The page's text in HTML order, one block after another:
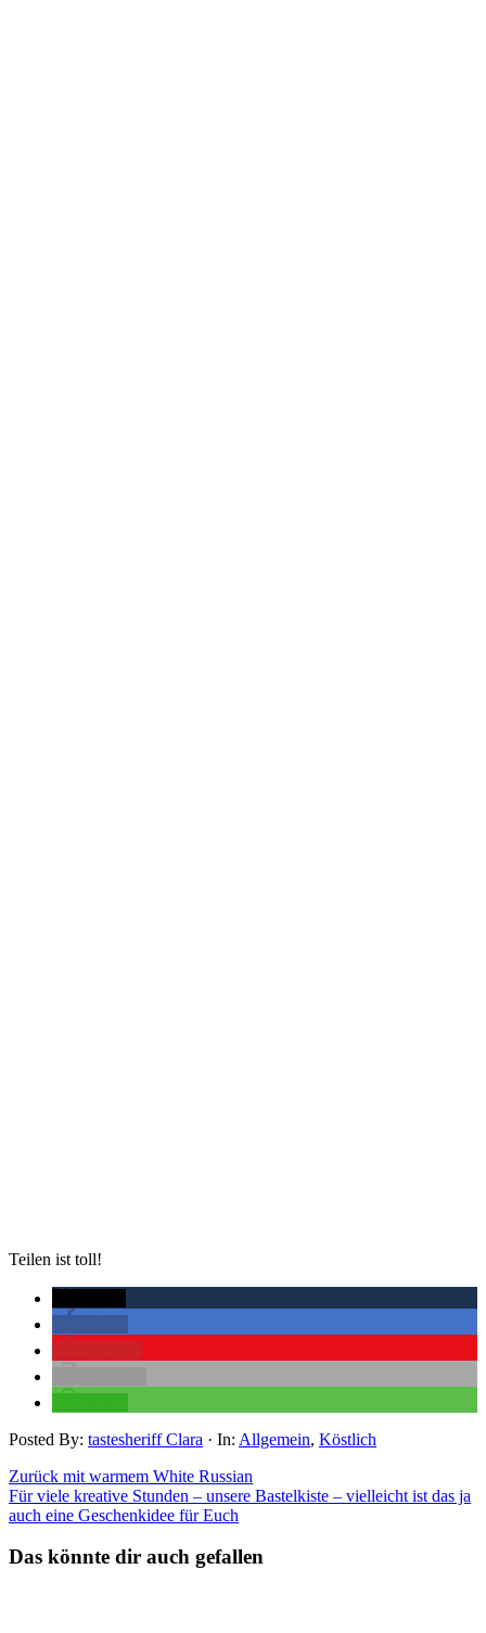
Teilen ist toll!
Posted By: tastesheriff Clara · In: Allgemein, Köstlich
Zurück mit warmem White Russian
Für viele kreative Stunden – unsere Bastelkiste – vielleicht ist das ja
auch eine Geschenkidee für Euch
Das könnte dir auch gefallen